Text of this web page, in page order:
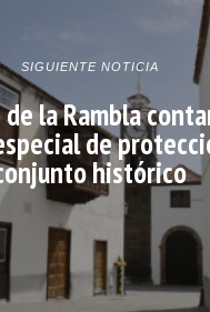
SIGUIENTE NOTICIA
de la Rambla
de
histórico